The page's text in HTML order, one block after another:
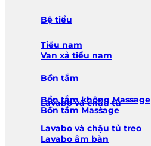
Bệ tiểu
Tiểu nam
Van xả tiểu nam
Bồn tắm
Bồn tắm không Massage
Bồn tắm Massage
Lavabo và chậu tủ
Lavabo và chậu tủ treo
Lavabo âm bàn